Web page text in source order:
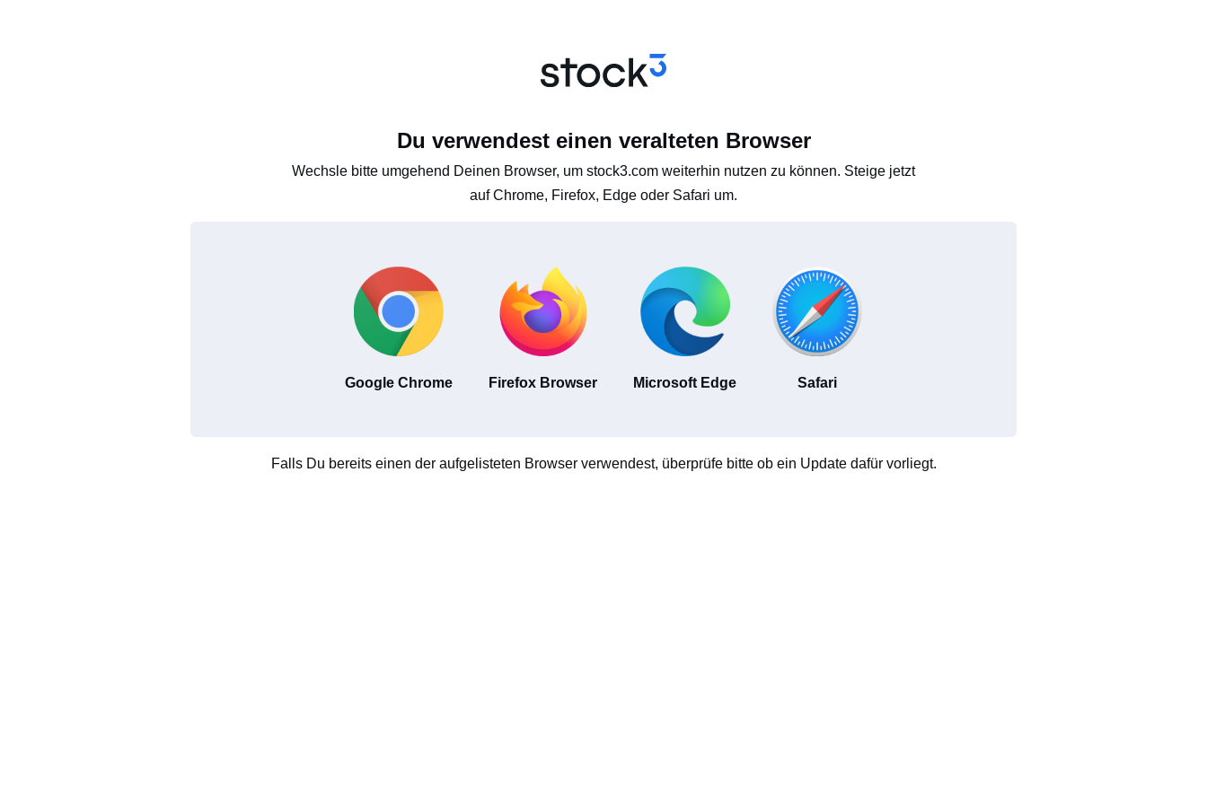
Du verwendest einen veralteten Browser
Wechsle bitte umgehend Deinen Browser, um stock3.com weiterhin nutzen zu können. Steige jetzt
auf Chrome, Firefox, Edge oder Safari um.
Google Chrome Firefox Browser Microsoft Edge Safari
Falls Du bereits einen der aufgelisteten Browser verwendest, überprüfe bitte ob ein Update dafür vorliegt.